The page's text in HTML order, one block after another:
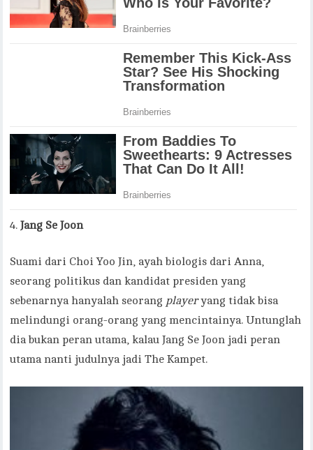
Jang Se Joon
Suami dari Choi Yoo Jin, ayah biologis dari Anna,
seorang politikus dan kandidat presiden yang
sebenarnya hanyalah seorang playeryang tidak bisa
melindungi orang-orang yang mencintainya. Untunglah
dia bukan peran utama, kalau Jang Se Joon jadi peran
utama nanti judulnya jadi The Kampet.